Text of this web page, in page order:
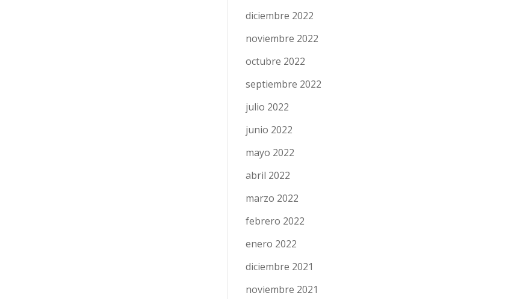
diciembre 2022
noviembre 2022
octubre 2022
septiembre 2022
julio 2022
junio 2022
mayo 2022
abril 2022
marzo 2022
febrero 2022
enero 2022
diciembre 2021
noviembre 2021